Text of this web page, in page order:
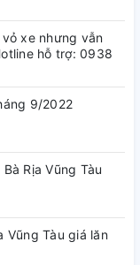
xe nhưng vẫn
9/2022
Rịa Vũng Tàu
Vũng Tàu giá lăn